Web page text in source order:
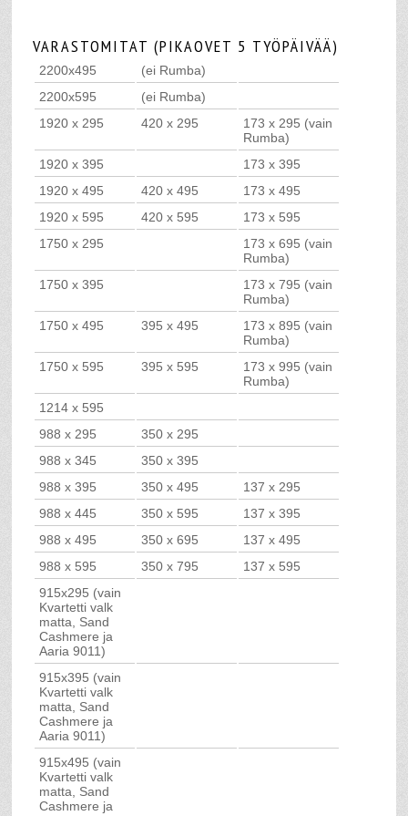
VARASTOMITAT (PIKAOVET 5 TYÖPÄIVÄÄ)
2200x495
(ei Rumba)
2200x595
(ei Rumba)
1920 x 295
420 x 295
173 x 295 (vain
Rumba)
1920 x 395
173 x 395
1920 x 495
420 x 495
173 x 495
1920 x 595
420 x 595
173 x 595
1750 x 295
173 x 695 (vain
Rumba)
1750 x 395
173 x 795 (vain
Rumba)
1750 x 495
395 x 495
173 x 895 (vain
Rumba)
1750 x 595
395 x 595
173 x 995 (vain
Rumba)
1214 x 595
988 x 295
350 x 295
988 x 345
350 x 395
988 x 395
350 x 495
137 x 295
988 x 445
350 x 595
137 x 395
988 x 495
350 x 695
137 x 495
988 x 595
350 x 795
137 x 595
915x295 (vain
Kvartetti valk
matta, Sand
Cashmere ja
Aaria 9011)
915x395 (vain
Kvartetti valk
matta, Sand
Cashmere ja
Aaria 9011)
915x495 (vain
Kvartetti valk
matta, Sand
Cashmere ja